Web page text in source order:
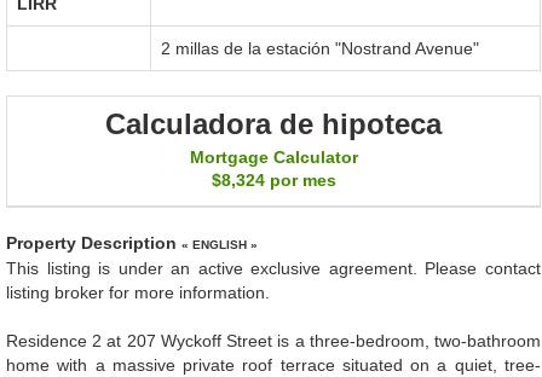
2 millas de la estación "Nostrand Avenue"
Calculadora de hipoteca
Mortgage Calculator
$8,324por mes
Property Description « ENGLISH »
This listing is under an active exclusive agreement. Please contact
listing broker for more information.
Residence 2 at 207 Wyckoff Street is a three-bedroom, two-bathroom
home with a massive private roof terrace situated on a quiet, tree-